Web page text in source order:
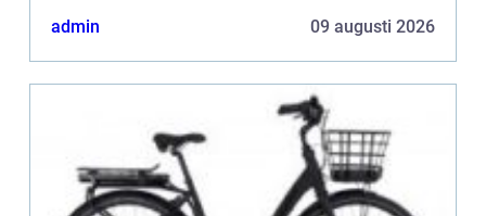
admin 09 augusti 2026